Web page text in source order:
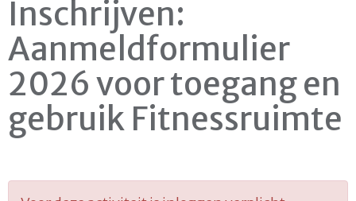
Inschrijven:
Aanmeldformulier
2026 voor toegang en
gebruik Fitnessruimte